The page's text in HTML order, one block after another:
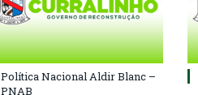
Política Nacional Aldir Blanc –
PNAB